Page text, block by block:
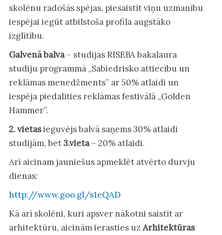
skolēnu radošās spējas, piesaistīt viņu uzmanību
iespējai iegūt atbilstoša profila augstāko
izglītību.
Galvenā balva– studijas RISEBA bakalaura
studiju programmā „Sabiedrisko attiecību un
reklāmas menedžments” ar 50% atlaidi un
iespēja piedalīties reklāmas festivālā „Golden
Hammer”.
2. vietasieguvējs balvā saņems 30% atlaidi
studijām, bet3.vieta– 20% atlaidi.
Arī aicinam jauniešus apmeklēt atvērto durvju
dienas:
http://www.goo.gl/s1eQAD
Kā arī skolēni, kuri apsver nākotni saistīt ar
arhitektūru, aicinām ierasties uz Arhitektūras